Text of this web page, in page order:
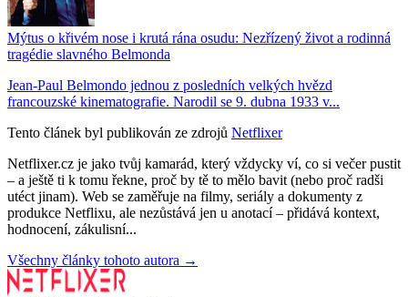
Mýtus o křivém nose i krutá rána osudu: Nezřízený život a rodinná
tragédie slavného Belmonda
Jean-Paul Belmondo jednou z posledních velkých hvězd
francouzské kinematografie. Narodil se 9. dubna 1933 v...
Tento článek byl publikován ze zdrojů Netflixer
Netflixer.cz je jako tvůj kamarád, který vždycky ví, co si večer pustit
– a ještě ti k tomu řekne, proč by tě to mělo bavit (nebo proč radši
utéct jinam). Web se zaměřuje na filmy, seriály a dokumenty z
produkce Netflixu, ale nezůstává jen u anotací – přidává kontext,
hodnocení, zákulisní...
Všechny články tohoto autora →